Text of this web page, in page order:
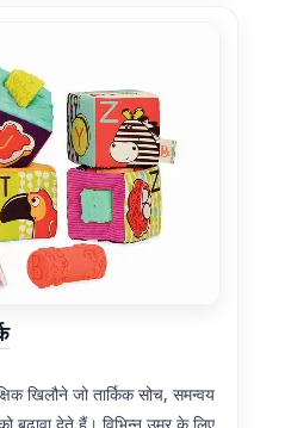
खिलौने जो तार्किक सोच, समन्वय